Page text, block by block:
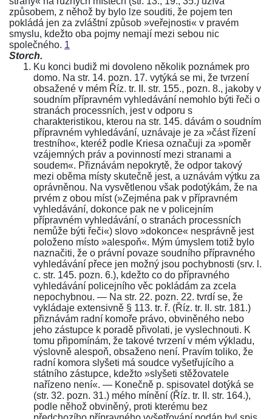
způsobem, z něhož by bylo lze souditi, že pojem ten
pokládá jen za zvláštní způsob »veřejnosti« v pravém
smyslu, kdežto oba pojmy nemají mezi sebou nic
společného. 1
Storch.
Ku konci budiž mi dovoleno několik poznámek pro
domo. Na str. 14. pozn. 17. vytýká se mi, že tvrzení
obsažené v mém Říz. tr. II. str. 155., pozn. 8., jakoby v
soudním přípravném vyhledávání nemohlo býti řeči o
stranách processních, jest v odporu s
charakteristikou, kterou na str. 145. dávám o soudním
přípravném vyhledávání, uznávaje je za »část řízení
trestního«, kteréž podle Kriesa označuji za »poměr
vzájemných práv a povinností mezi stranami a
soudem«. Přiznávám nepokrytě, že odpor takový
mezi oběma místy skutečně jest, a uznávám výtku za
oprávněnou. Na vysvětlenou však podotýkám, že na
prvém z obou míst (»Zejména pak v přípravném
vyhledávání, dokonce pak ne v policejním
přípravném vyhledávání, o stranách processních
nemůže býti řeči«) slovo »dokonce« nesprávně jest
položeno místo »alespoň«. Mým úmyslem totiž bylo
naznačiti, že o právní povaze soudního přípravného
vyhledávání přece jen možný jsou pochybnosti (srv. l.
c. str. 145. pozn. 6.), kdežto co do přípravného
vyhledávání policejního věc pokládám za zcela
nepochybnou. — Na str. 22. pozn. 22. tvrdí se, že
vykládaje extensivně § 113. tr. ř. (Říz. tr. II. str. 181.)
přiznávám radní komoře právo, obviněného nebo
jeho zástupce k poradě přivolati, je vyslechnouti. K
tomu připomínám, že takové tvrzení v mém výkladu,
výslovně alespoň, obsaženo není. Pravím toliko, že
radní komora slyšeti má soudce vyšetřujícího a
státního zástupce, kdežto »slyšeti stěžovatele
nařízeno není«. — Konečně p. spisovatel dotýká se
(str. 32. pozn. 31.) mého mínění (Říz. tr. II. str. 164.),
podle něhož obviněný, proti kterému bez